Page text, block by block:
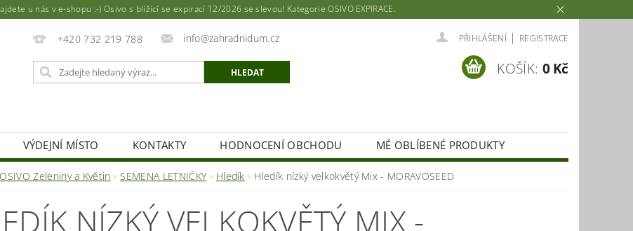
u nás v e-shopu :-) Osivo s blížící se expirací 12/2026 se slevou! Kategorie OSIVO EXPIRACE.
+420 732 219 788 info@zahradnidum.cz PŘIHLÁŠENÍ | REGISTRACE
KOŠÍK: 0 Kč
VÝDEJNÍ MÍSTO KONTAKTY HODNOCENÍ OBCHODU MÉ OBLÍBENÉ PRODUKTY
OSIVO Zeleniny a Květin SEMENA LETNIČKY Hledík Hledík nízký velkokvětý Mix - MORAVOSEED
NÍZKÝ VELKOKVĚTÝ MIX -